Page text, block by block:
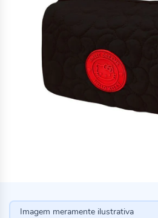
Imagem meramente ilustrativa